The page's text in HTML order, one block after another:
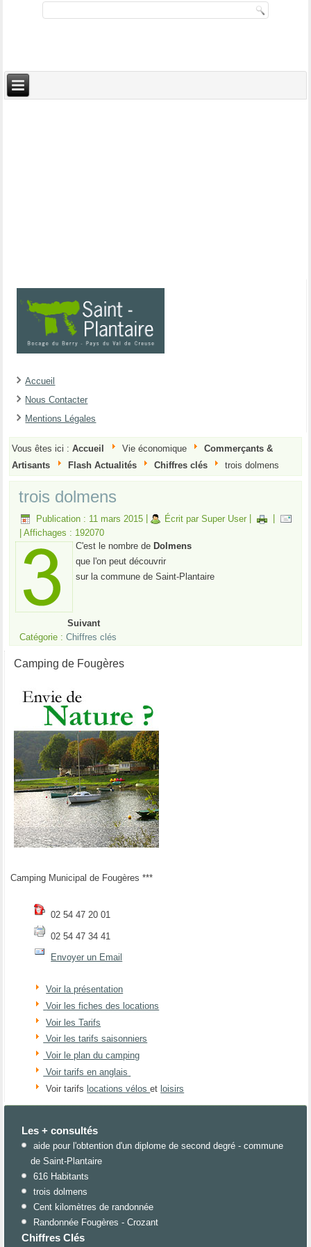
Accueil
Nous Contacter
Mentions Légales
Vous êtes ici :Accueil Vie économique
Commerçants &
Artisants
Flash Actualités Chiffres clés trois dolmens
trois dolmens
Publication : 11 mars 2015 Écrit par Super User
|Affichages : 192070
C'est le nombre de Dolmens
que l'on peut découvrir
sur la commune de Saint-Plantaire
Suivant
Catégorie :Chiffres clés
Camping de Fougères
Camping Municipal de Fougères ***
02 54 47 20 01
02 54 47 34 41
Envoyer un Email
Voir la présentation
Voir les fiches des locations
Voir les Tarifs
Voir les tarifs saisonniers
Voir le plan du camping
Voir tarifs en anglais
Voir tarifslocations vélosetloisirs
Les + consultés
aide pour l'obtention d'un diplome de second degré - commune
de Saint-Plantaire
616 Habitants
trois dolmens
Cent kilomètres de randonnée
Randonnée Fougères - Crozant
Chiffres Clés